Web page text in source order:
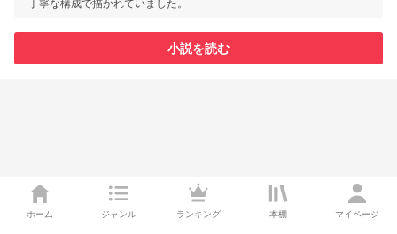
ホーム ジャンル ランキング 本棚 マイページ
小説を読む
プリ小説オーディオドラマ